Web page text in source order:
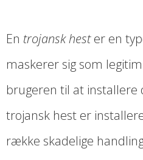
En trojansk hester en
maskerer sig som
brugeren til at installere
trojansk hest er
række skadelige